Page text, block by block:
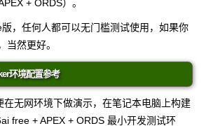
+ ORDS）。
，任何人都可以无门槛测试使用，如果你
当然更好。
环境配置参考
在无网环境下做演示，在笔记本电脑上构建
free + APEX + ORDS 最小开发测试环